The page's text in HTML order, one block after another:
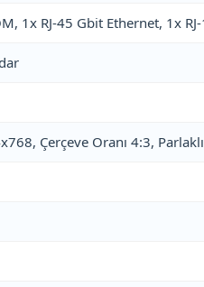
1x RJ-45 Gbit Ethernet, 1x RJ-
Çerçeve Oranı 4:3,